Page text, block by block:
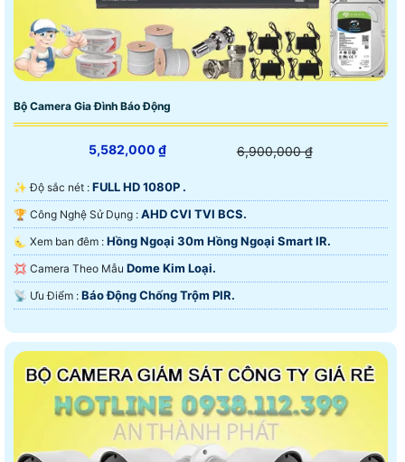
Bộ Camera Gia Đình Báo Động
5,582,000 ₫ 6,900,000 ₫
✨ Độ sắc nét : FULL HD 1080P .
🏆 Công Nghệ Sử Dụng : AHD CVI TVI BCS.
🌜 Xem ban đêm : Hồng Ngoại 30m Hồng Ngoại Smart IR.
💢 Camera Theo Mẫu Dome Kim Loại.
️📡 Ưu Điểm : Báo Động Chống Trộm PIR.